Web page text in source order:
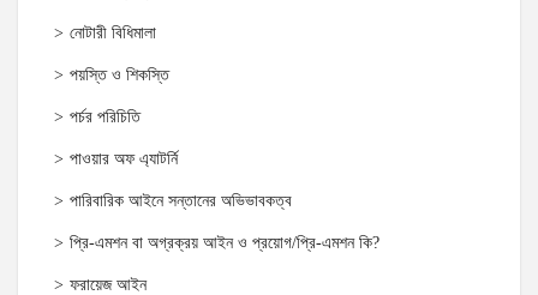
নোটারী বিধিমালা
পয়স্তি ও শিকস্তি
পর্চর পরিচিতি
পাওয়ার অফ এ্যাটর্নি
পারিবারিক আইনে সন্তানের অভিভাবকত্ব
প্রি-এমশন বা অগ্রক্রয় আইন ও প্রয়োগ/প্রি-এমশন কি?
ফরায়েজ আইন